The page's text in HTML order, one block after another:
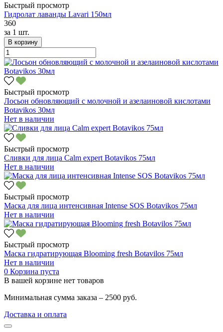
Быстрый просмотр
Гидролат лаванды Lavari 150мл
360
за 1 шт.
В корзину
Быстрый просмотр
Лосьон обновляющий с молочной и азелаиновой кислотами
Botavikos 30мл
Нет в наличии
Быстрый просмотр
Сливки для лица Calm expert Botavikos 75мл
Нет в наличии
Быстрый просмотр
Маска для лица интенсивная Intense SOS Botavikos 75мл
Нет в наличии
Быстрый просмотр
Маска гидратирующая Blooming fresh Botavilos 75мл
Нет в наличии
0 Корзина пуста
В вашей корзине нет товаров
Минимальная сумма заказа – 2500 руб.
Доставка и оплата